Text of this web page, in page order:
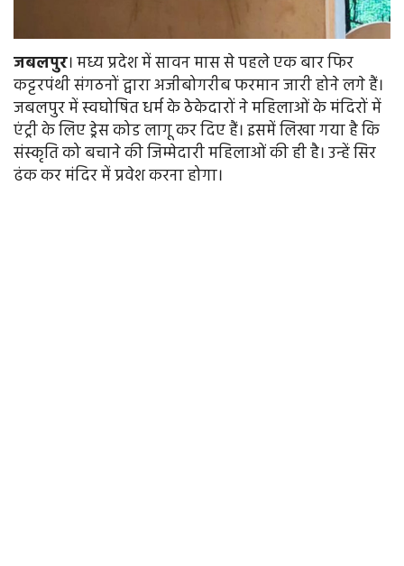
जबलपुर। मध्य प्रदेश में सावन मास से पहले एक बार फिर
कट्टरपंथी संगठनों द्वारा अजीबोगरीब फरमान जारी होने लगे हैं।
जबलपुर में स्वघोषित धर्म के ठेकेदारों ने महिलाओं के मंदिरों में
एंट्री के लिए ड्रेस कोड लागू कर दिए हैं। इसमें लिखा गया है कि
संस्कृति को बचाने की जिम्मेदारी महिलाओं की ही है। उन्हें सिर
ढंक कर मंदिर में प्रवेश करना होगा।